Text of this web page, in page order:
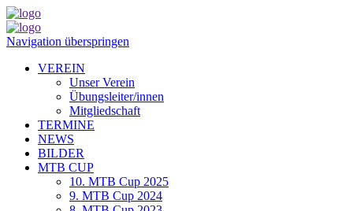
Navigation überspringen
VEREIN
Unser Verein
Übungsleiter/innen
Mitgliedschaft
TERMINE
NEWS
BILDER
MTB CUP
10. MTB Cup 2025
9. MTB Cup 2024